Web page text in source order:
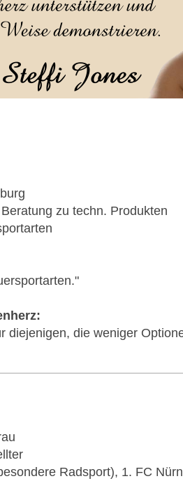
zu techn. Produkten
diejenigen, die weniger
Radsport), 1. FC